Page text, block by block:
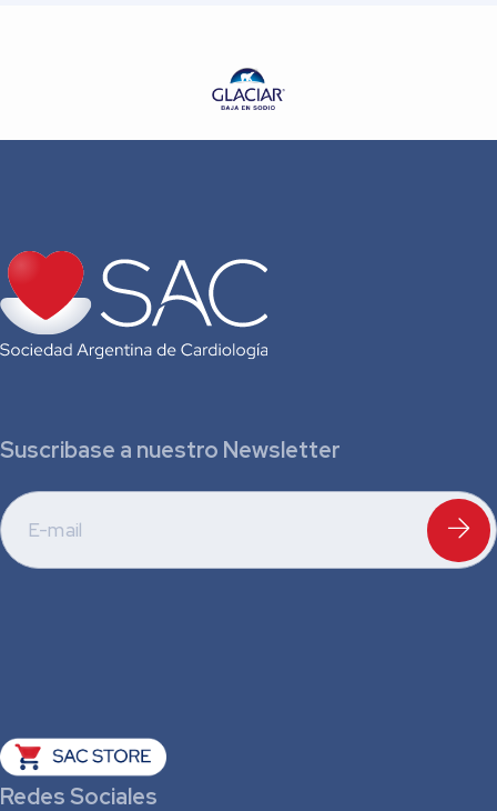
Suscribase a nuestro Newsletter
Redes Sociales